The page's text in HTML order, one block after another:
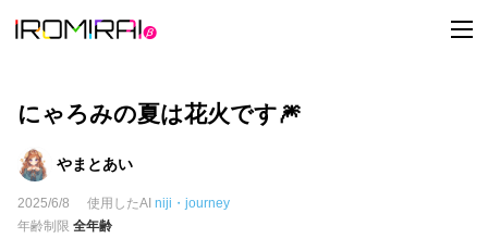
t
o
にゃろみの夏は花火です🎆
やまとあい
2025/6/8 使用したAI niji・journey
年齢制限 全年齢